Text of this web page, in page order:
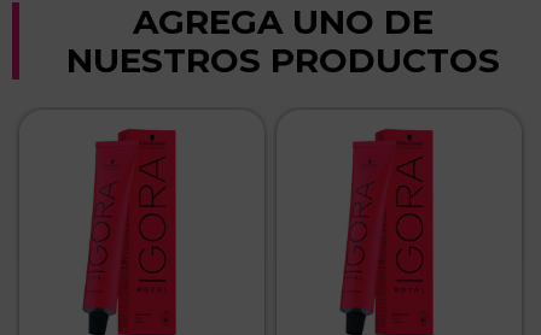
AGREGA UNO DE
NUESTROS PRODUCTOS